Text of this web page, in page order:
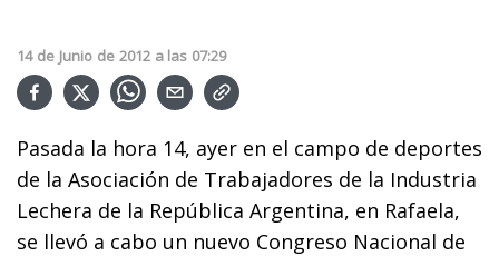
14 de Junio de 2012 a las 07:29
Pasada la hora 14, ayer en el campo de deportes
de la Asociación de Trabajadores de la Industria
Lechera de la República Argentina, en Rafaela,
se llevó a cabo un nuevo Congreso Nacional de